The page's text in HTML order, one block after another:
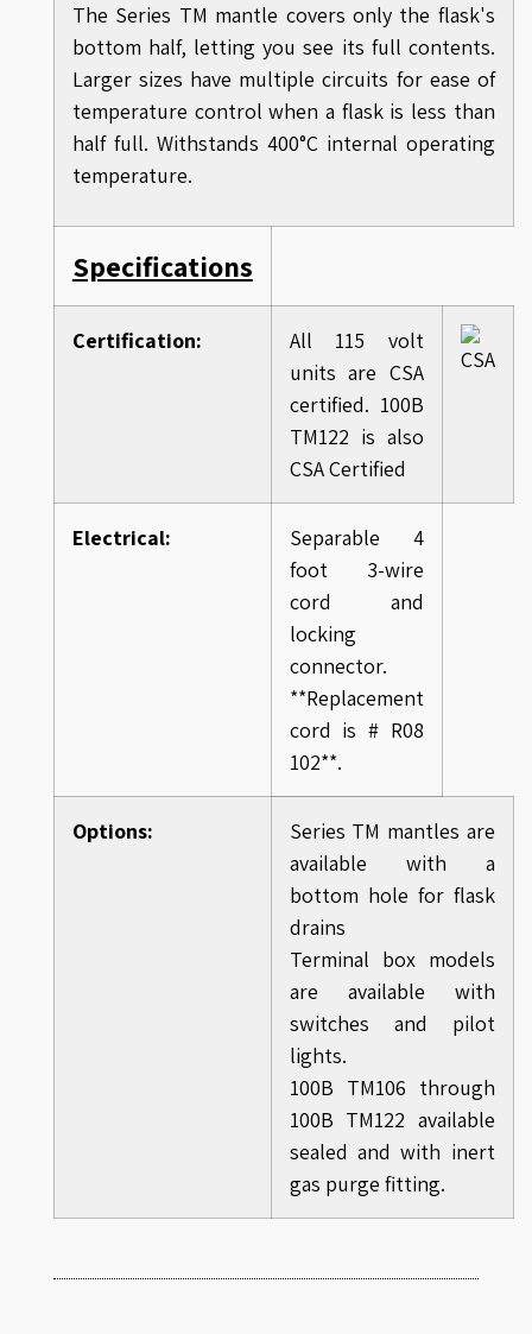
The Series TM mantle covers only the flask's
bottom half, letting you see its full contents.
Larger sizes have multiple circuits for ease of
temperature control when a flask is less than
half full. Withstands 400°C internal operating
temperature.
Specifications
Certification:
All 115 volt
units are CSA
certified. 100B
TM122 is also
CSA Certified
Electrical:
Separable 4
foot 3-wire
cord and
locking
connector.
**Replacement
cord is # R08
102**.
Options:
Series TM mantles are
available with a
bottom hole for flask
drains
Terminal box models
are available with
switches and pilot
lights.
100B TM106 through
100B TM122 available
sealed and with inert
gas purge fitting.